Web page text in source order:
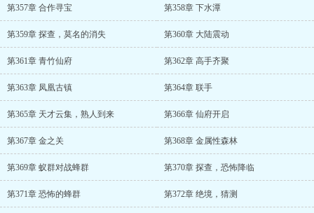
第357章 合作寻宝 第358章 下水潭
第359章 探查，莫名的消失 第360章 大陆震动
第361章 青竹仙府 第362章 高手齐聚
第363章 凤凰古镇 第364章 联手
第365章 天才云集，熟人到来 第366章 仙府开启
第367章 金之关 第368章 金属性森林
第369章 蚁群对战蜂群 第370章 探查，恐怖降临
第371章 恐怖的蜂群 第372章 绝境，猜测